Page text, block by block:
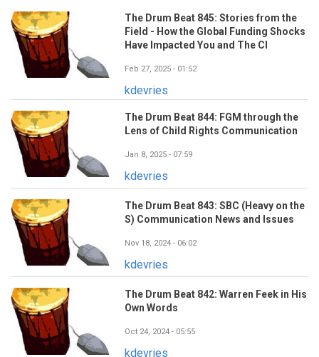
The Drum Beat 845: Stories from the
Field - How the Global Funding Shocks
Have Impacted You and The CI
Feb 27, 2025 - 01:52
kdevries
The Drum Beat 844: FGM through the
Lens of Child Rights Communication
Jan 8, 2025 - 07:59
kdevries
The Drum Beat 843: SBC (Heavy on the
S) Communication News and Issues
Nov 18, 2024 - 06:02
kdevries
The Drum Beat 842: Warren Feek in His
Own Words
Oct 24, 2024 - 05:55
kdevries